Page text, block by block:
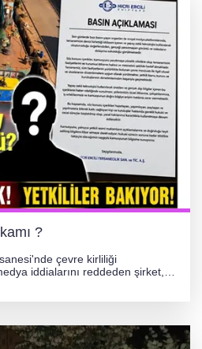
?
çevre kirliliği
iddialarını reddeden şirket,